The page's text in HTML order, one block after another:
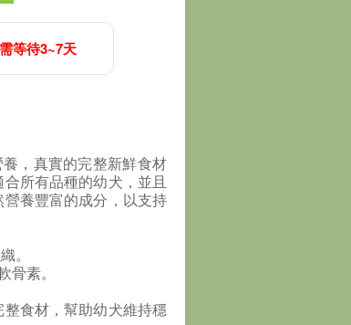
等待3~7天
，真實的完整新鮮食材
所有品種的幼犬，並且
養豐富的成分，以支持
。
骨素。
食材，幫助幼犬維持穩